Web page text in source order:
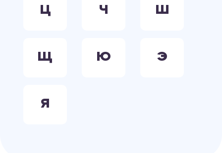
Ц Ч Ш
Щ Ю Э
Я